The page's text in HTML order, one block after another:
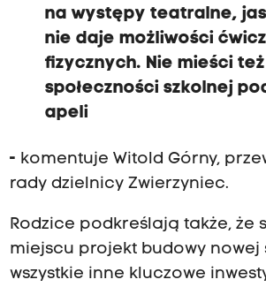
na występy teatralne,
nie daje możliwości
fizycznych. Nie mieści też
społeczności szkolnej
apeli
- komentuje Witold Górny,
rady dzielnicy Zwierzyniec.
Rodzice podkreślają także, że
miejscu projekt budowy nowej
wszystkie inne kluczowe